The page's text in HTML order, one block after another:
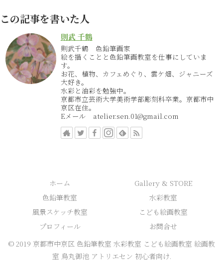
この記事を書いた人
則武 千鶴
則武千鶴 色鉛筆画家
絵を描くことと色鉛筆画教室を仕事にしていま
す。
お花、植物、カフェめぐり、雲ケ畑、ジャニーズ
大好き。
水彩と油彩を勉強中。
京都市立芸術大学美術学部彫刻科卒業。京都市中
京区在住。
Eメール atelier.sen.01@gmail.com
ホーム
Gallery & STORE
色鉛筆教室
水彩教室
風景スケッチ教室
こども絵画教室
プロフィール
お問合せ
© 2019 京都市中京区 色鉛筆教室 水彩教室 こども絵画教室 絵画教
室 烏丸御池 アトリエセン 初心者向け.